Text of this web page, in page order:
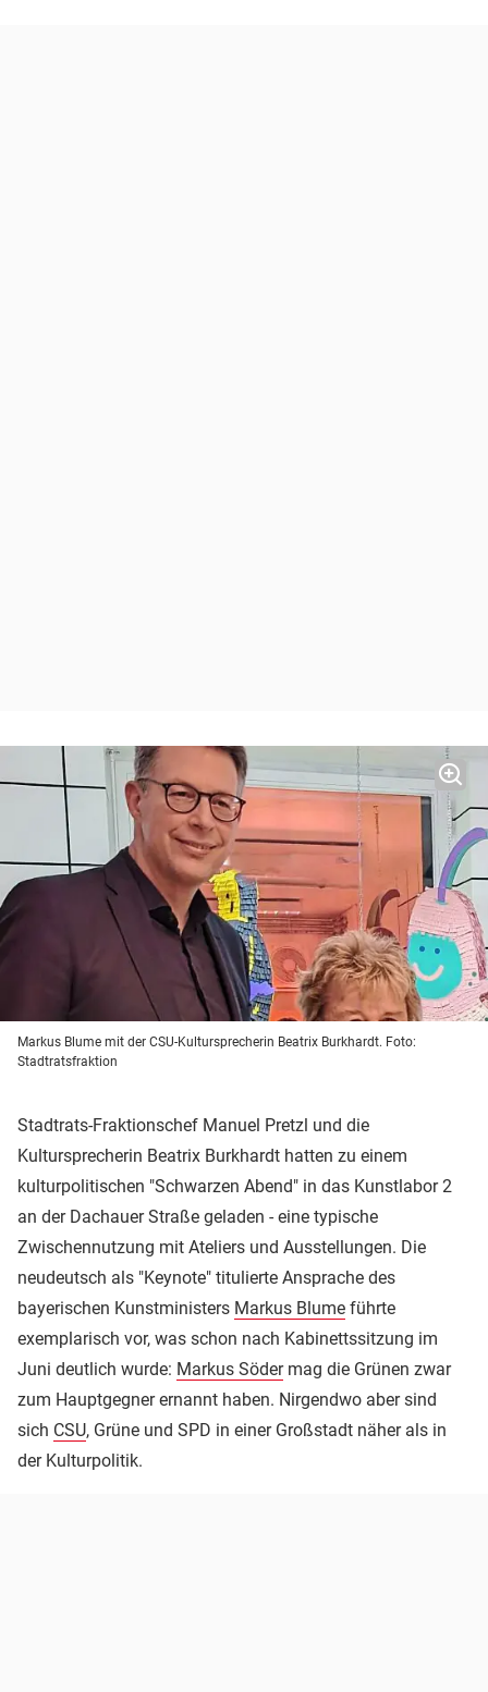
Markus Blume mit der CSU-Kultursprecherin Beatrix Burkhardt. Foto:
Stadtratsfraktion
Stadtrats-Fraktionschef Manuel Pretzl und die
Kultursprecherin Beatrix Burkhardt hatten zu einem
kulturpolitischen "Schwarzen Abend" in das Kunstlabor 2
an der Dachauer Straße geladen - eine typische
Zwischennutzung mit Ateliers und Ausstellungen. Die
neudeutsch als "Keynote" titulierte Ansprache des
bayerischen Kunstministers Markus Blume führte
exemplarisch vor, was schon nach Kabinettssitzung im
Juni deutlich wurde: Markus Södermag die Grünen zwar
zum Hauptgegner ernannt haben. Nirgendwo aber sind
sich CSU, Grüne und SPD in einer Großstadt näher als in
der Kulturpolitik.